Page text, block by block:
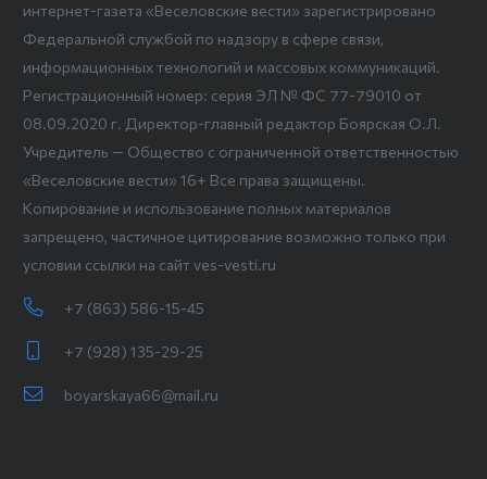
интернет-газета «Веселовские вести» зарегистрировано
Федеральной службой по надзору в сфере связи,
информационных технологий и массовых коммуникаций.
Регистрационный номер: серия ЭЛ № ФС 77-79010 от
08.09.2020 г. Директор-главный редактор Боярская О.Л.
Учредитель — Общество с ограниченной ответственностью
«Веселовские вести» 16+ Все права защищены.
Копирование и использование полных материалов
запрещено, частичное цитирование возможно только при
условии ссылки на сайт ves-vesti.ru
+7 (863) 586-15-45
+7 (928) 135-29-25
boyarskaya66@mail.ru